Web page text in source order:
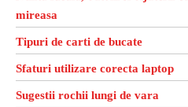
mireasa
Tipuri de carti de bucate
Sfaturi utilizare corecta laptop
Sugestii rochii lungi de vara